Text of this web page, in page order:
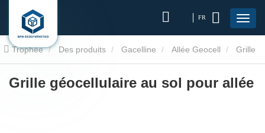
FR
Trophée Des produits Gacelline Allée Geocell
géocellulaire au sol pour allée
Grille géocellulaire au sol pour allée